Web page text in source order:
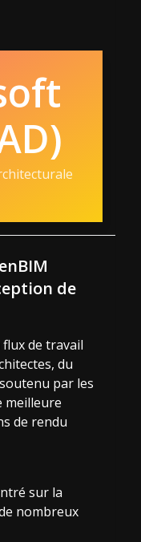
de
de travail
du
par les
meilleure
de rendu
sur la
nombreux